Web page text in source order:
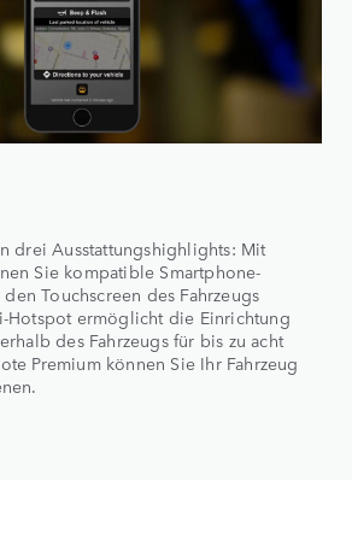
drei Ausstattungshighlights: Mit
Sie kompatible Smartphone-
Touchscreen des Fahrzeugs
Hotspot ermöglicht die Einrichtung
des Fahrzeugs für bis zu acht
Premium können Sie Ihr Fahrzeug